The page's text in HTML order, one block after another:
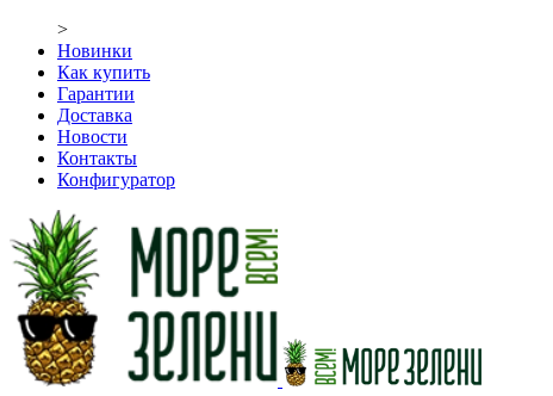
>
Новинки
Как купить
Гарантии
Доставка
Новости
Контакты
Конфигуратор